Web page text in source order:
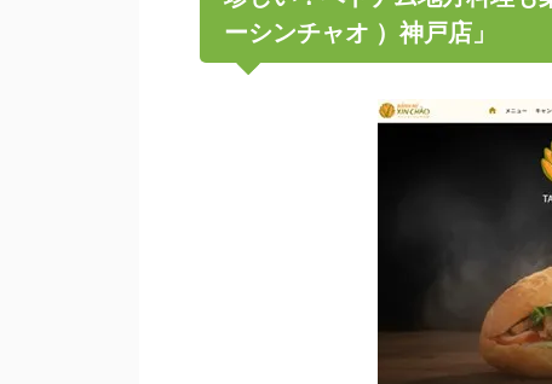
ーシンチャオ ）神戸店」